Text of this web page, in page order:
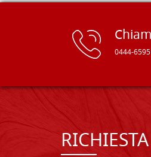
0444-
RICHIESTA